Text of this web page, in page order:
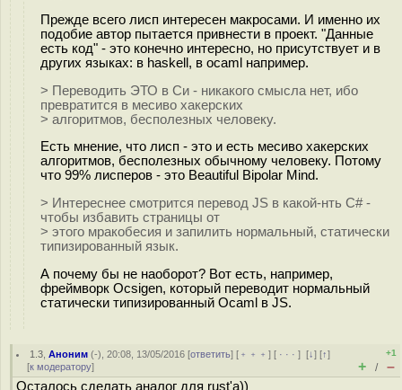
Прежде всего лисп интересен макросами. И именно их
подобие автор пытается привнести в проект. "Данные
есть код" - это конечно интересно, но присутствует и в
других языках: в haskell, в ocaml например.
> Переводить ЭТО в Си - никакого смысла нет, ибо
превратится в месиво хакерских
> алгоритмов, бесполезных человеку.
Есть мнение, что лисп - это и есть месиво хакерских
алгоритмов, бесполезных обычному человеку. Потому
что 99% лисперов - это Beautiful Bipolar Mind.
> Интереснее смотрится перевод JS в какой-нть C# -
чтобы избавить страницы от
> этого мракобесия и запилить нормальный, статически
типизированный язык.
А почему бы не наоборот? Вот есть, например,
фреймворк Ocsigen, который переводит нормальный
статически типизированный Ocaml в JS.
1.3 ,Аноним (-), 20:08, 13/05/2016 [ответить] [ ﹢﹢﹢] [ · · ·][↓] [↑]
[к модератору]
+1
+ / –
Осталось сделать аналог для rust'a))